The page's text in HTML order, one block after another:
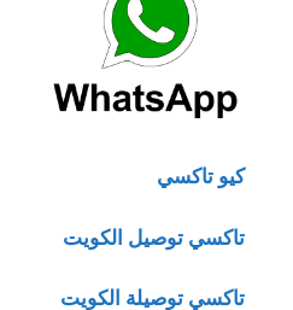
كيو تاكسي
تاكسي توصيل الكويت
تاكسي توصيلة الكويت